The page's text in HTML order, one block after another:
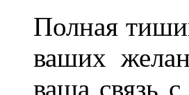
Полная
ваших
ваша связь